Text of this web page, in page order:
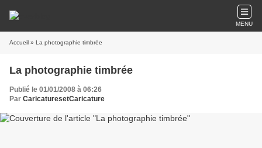
MENU
Accueil » La photographie timbrée
La photographie timbrée
Publié le 01/01/2008 à 06:26
Par CaricaturesetCaricature